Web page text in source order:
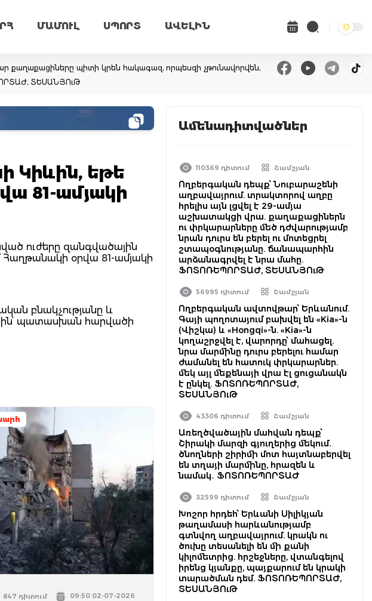
ՄԱՄՈՒԼ ՍՊՈՐՏ ԱՎԵԼԻՆ
քաղաքացիները պիտի կրեն հակագազ, որպեսզի չթունավորվեն,
ՏԵՍԱՆՅՈւԹ
Կիևին, եթե
81-ամյակի
ուժերը զանգվածային
Հաղթանակի օրվա 81-ամյակի
բնակչությանը և
պատասխան հարվածի
847 դիտում 09:50 02-07-2026
Ամենադիտվածներ
110369 դիտում Շամշյան
Ողբերգական դեպք՝ Նուբարաշենի
աղբավայրում. տրակտորով աղբը
հրելիս այն լցվել է 29-ամյա
աշխատակցի վրա. քաղաքացիներն
ու փրկարարները մեծ դժվարությամբ
նրան դուրս են բերել ու մոտեցրել
շտապօգնությանը. ճանապարհին
արձանագրվել է նրա մահը.
ՖՈՏՈՌԵՊՈՐՏԱԺ, ՏԵՍԱՆՅՈւԹ
56995 դիտում Շամշյան
Ողբերգական ավտովթար՝ Երևանում.
Գայի պողոտայում բախվել են «Kia»-ն
(Վիշկա) և «Hongqi»-ն. «Kia»-ն
կողաշրջվել է, վարորդը՝ մահացել.
նրա մարմինը դուրս բերելու համար
ժամանել են հատուկ փրկարարներ.
մեկ այլ մեքենայի վրա էլ ցուցանակն
է ընկել. ՖՈՏՈՌԵՊՈՐՏԱԺ,
ՏԵՍԱՆՅՈւԹ
43306 դիտում Շամշյան
Առեղծվածային մահվան դեպք՝
Շիրակի մարզի գյուղերից մեկում․
ծնողների շիրիմի մոտ հայտնաբերվել
են տղայի մարմինը, հրազեն և
նամակ․ ՖՈՏՈՌԵՊՈՐՏԱԺ
32599 դիտում Շամշյան
Խոշոր հրդեհ՝ Երևանի Սիլիկյան
թաղամասի հարևանությամբ
գտնվող աղբավայրում. կրակն ու
ծուխը տեսանելի են մի քանի
կիլոմետրից. հրշեջները, վտանգելով
իրենց կյանքը, պայքարում են կրակի
տարածման դեմ. ՖՈՏՈՌԵՊՈՐՏԱԺ,
ՏԵՍԱՆՅՈւԹ